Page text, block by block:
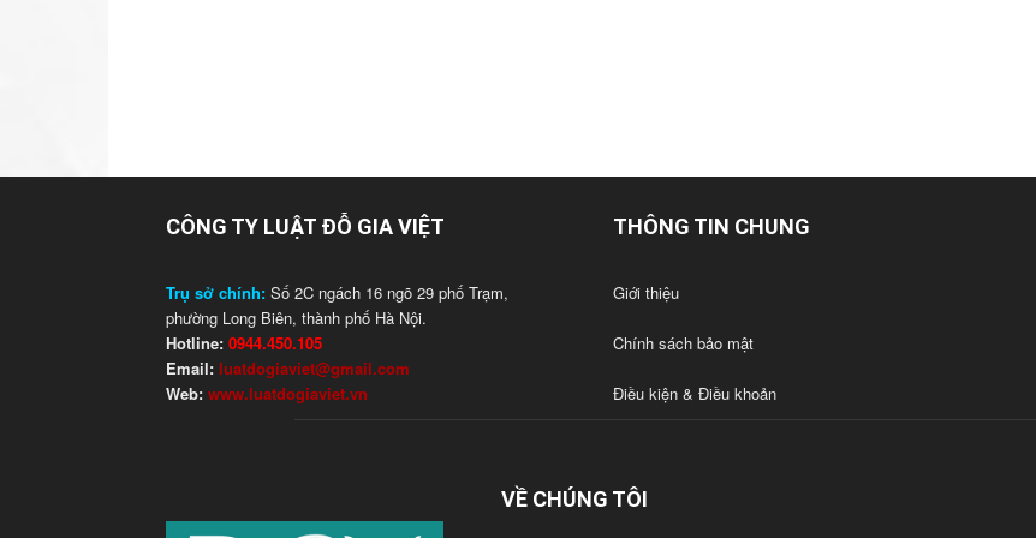
CÔNG TY LUẬT ĐỖ GIA VIỆT
Trụ sở chính: Số 2C ngách 16 ngõ 29 phố Trạm,
phường Long Biên, thành phố Hà Nội.
Hotline: 0944.450.105
Email: luatdogiaviet@gmail.com
Web: www.luatdogiaviet.vn
THÔNG TIN CHUNG
Giới thiệu
Chính sách bảo mật
Điều kiện & Điều khoản
VỀ CHÚNG TÔI